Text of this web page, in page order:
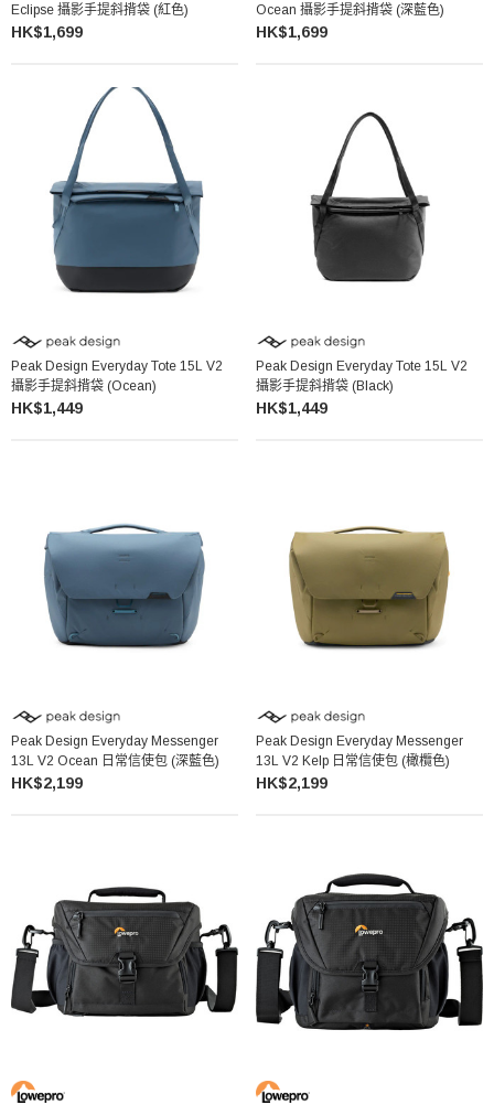
Eclipse 攝影手提斜揹袋 (紅色)
HK$1,699
Ocean 攝影手提斜揹袋 (深藍色)
HK$1,699
Peak Design Everyday Tote 15L V2
攝影手提斜揹袋 (Ocean)
HK$1,449
Peak Design Everyday Tote 15L V2
攝影手提斜揹袋 (Black)
HK$1,449
Peak Design Everyday Messenger
13L V2 Ocean 日常信使包 (深藍色)
HK$2,199
Peak Design Everyday Messenger
13L V2 Kelp 日常信使包 (橄欖色)
HK$2,199